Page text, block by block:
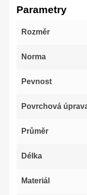
(-)5x100mm,
(-)6x125mm,PH1x100mm,
PZ1x100mm,
Parametry
Rozměr
Norma
Pevnost
Povrchová
Průměr
Délka
Materiál